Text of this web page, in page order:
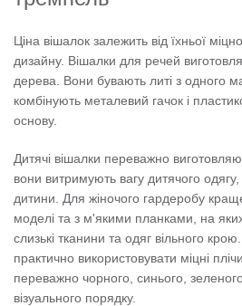
Ціна вішалок залежить від їхньої
дизайну. Вішалки для речей
дерева. Вони бувають литі з одного
комбінують металевий гачок і
основу.
Дитячі вішалки переважно
вони витримують вагу дитячого одягу,
дитини. Для жіночого гардеробу
моделі та з м'якими планками, на
слизькі тканини та одяг вільного
практично використовувати міцні
переважно чорного, синього,
візуального порядку.